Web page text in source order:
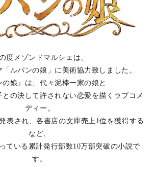
度メゾンドマルシェは、
ルパンの娘」に美術協力致しました。
の娘』は、代々泥棒一家の娘と
の決して許されない恋愛を描くラブコメ
ディー。
表され、各書店の文庫売上1位を獲得する
など、
ている累計発行部数10万部突破の小説で
す。